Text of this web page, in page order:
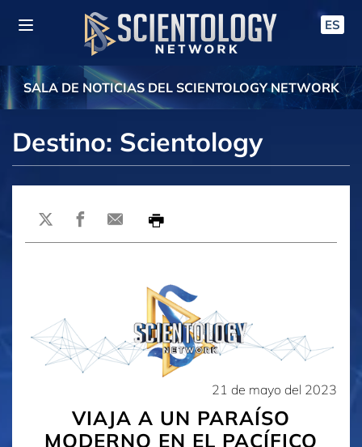
ES
SALA DE NOTICIAS DEL SCIENTOLOGY NETWORK
Destino: Scientology
21 de mayo del 2023
VIAJA A UN PARAÍSO
MODERNO EN EL PACÍFICO